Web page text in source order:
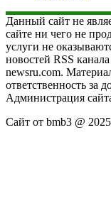
Данный сайт не
сайте ни чего не
услуги не
новостей RSS
newsru.com.
ответственность за
Администрация
Сайт от bmb3 @ 2025